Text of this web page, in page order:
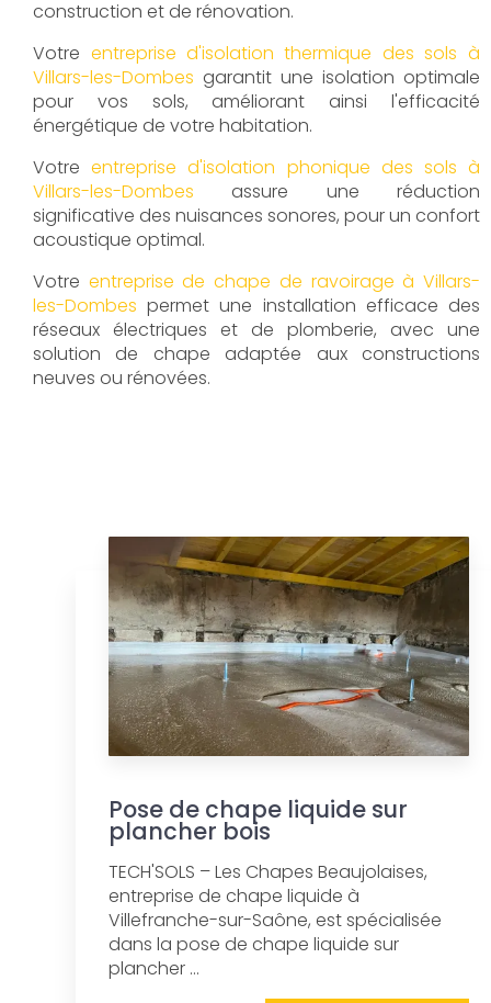
construction et de rénovation.
Votre entreprise d'isolation thermique des sols à
Villars-les-Dombes garantit une isolation optimale
pour vos sols, améliorant ainsi l'efficacité
énergétique de votre habitation.
Votreentreprise d'isolation phonique des sols à
Villars-les-Dombes assure une réduction
significative des nuisances sonores, pour un confort
acoustique optimal.
Votre entreprise de chape de ravoirage à Villars-
les-Dombes permet une installation efficace des
réseaux électriques et de plomberie, avec une
solution de chape adaptée aux constructions
neuves ou rénovées.
Pose de chape liquide sur
plancher bois
TECH'SOLS – Les Chapes Beaujolaises,
entreprise de chape liquide à
Villefranche-sur-Saône, est spécialisée
dans la pose de chape liquide sur
plancher ...